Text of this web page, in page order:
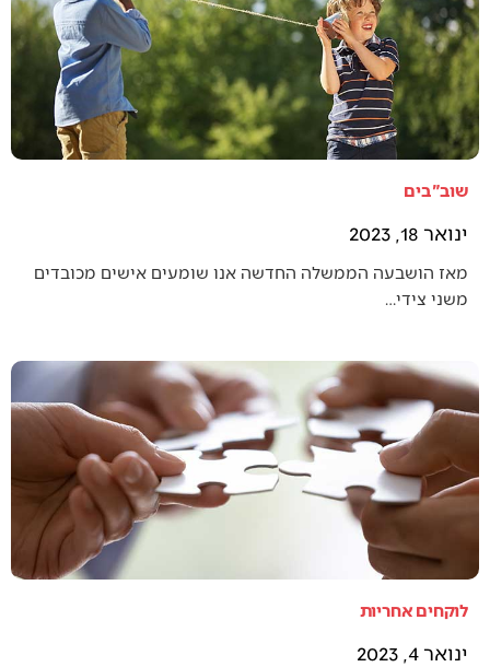
שוב"בים
ינואר 18, 2023
מאז הושבעה הממשלה החדשה אנו שומעים אישים מכובדים
משני צידי…
לוקחים אחריות
ינואר 4, 2023